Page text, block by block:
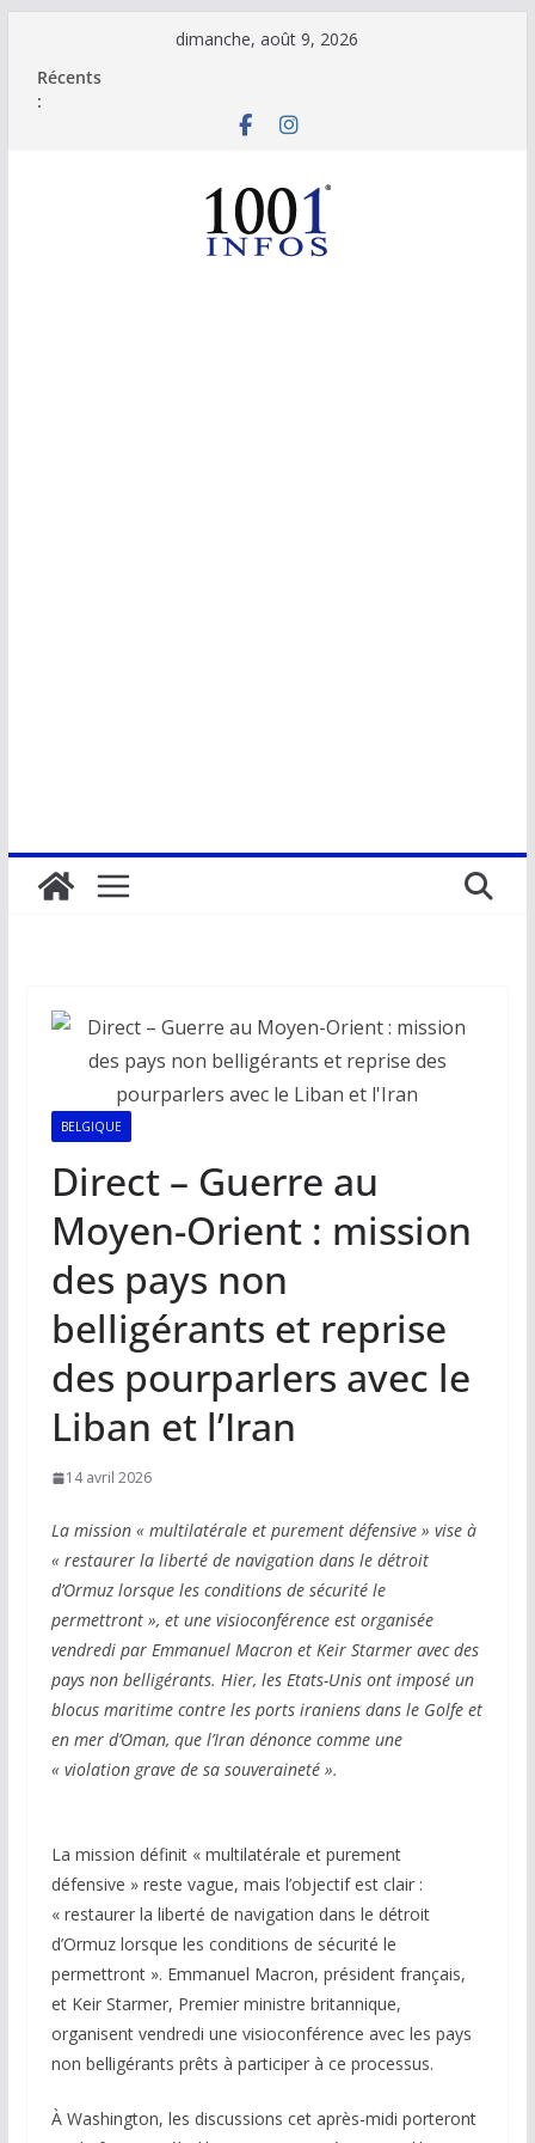
contenu
dimanche, août 9, 2026
Récents
:
BELGIQUE
Direct – Guerre au
Moyen-Orient : mission
des pays non
belligérants et reprise
des pourparlers avec le
Liban et l’Iran
14 avril 2026
La mission « multilatérale et purement défensive » vise à
« restaurer la liberté de navigation dans le détroit
d’Ormuz lorsque les conditions de sécurité le
permettront », et une visioconférence est organisée
vendredi par Emmanuel Macron et Keir Starmer avec des
pays non belligérants. Hier, les Etats-Unis ont imposé un
blocus maritime contre les ports iraniens dans le Golfe et
en mer d’Oman, que l’Iran dénonce comme une
« violation grave de sa souveraineté ».
La mission définit « multilatérale et purement
défensive » reste vague, mais l’objectif est clair :
« restaurer la liberté de navigation dans le détroit
d’Ormuz lorsque les conditions de sécurité le
permettront ». Emmanuel Macron, président français,
et Keir Starmer, Premier ministre britannique,
organisent vendredi une visioconférence avec les pays
non belligérants prêts à participer à ce processus.
À Washington, les discussions cet après-midi porteront